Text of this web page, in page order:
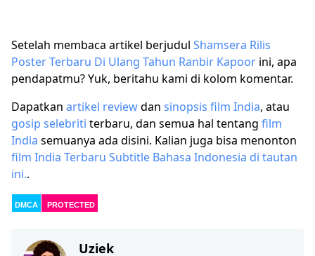
Setelah membaca artikel berjudul Shamsera Rilis
Poster Terbaru Di Ulang Tahun Ranbir Kapoor ini, apa
pendapatmu? Yuk, beritahu kami di kolom komentar.
Dapatkan artikel reviewdan sinopsis film India, atau
gosip selebriti terbaru, dan semua hal tentang film
India semuanya ada disini. Kalian juga bisa menonton
film India Terbaru Subtitle Bahasa Indonesia di tautan
ini..
DMCA PROTECTED
Uziek